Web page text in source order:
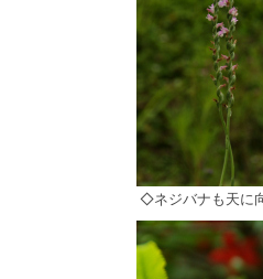
◇ネジバナも天に